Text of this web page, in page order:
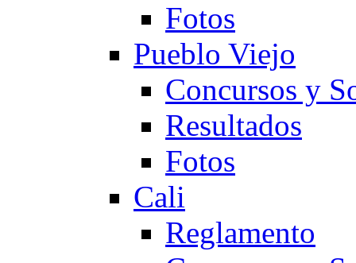
Fotos
Pueblo Viejo
Concursos y
Resultados
Fotos
Cali
Reglamento